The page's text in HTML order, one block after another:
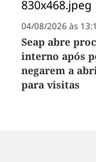
04/08/2026 às
Seap abre
interno após
negarem a
para visitas